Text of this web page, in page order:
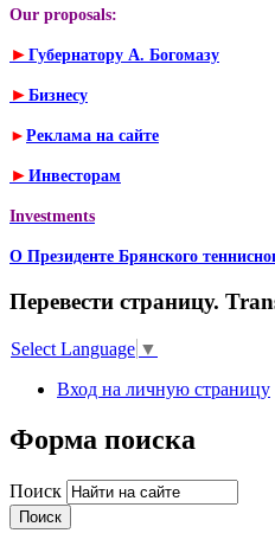
Our proposals:
► Губернатору А. Богомазу
► Бизнесу
► Реклама на сайте
► Инвесторам
Investments
О Президенте Брянского
Перевести страницу.
Select Language ▼
Вход на личную страницу
Форма поиска
Поиск